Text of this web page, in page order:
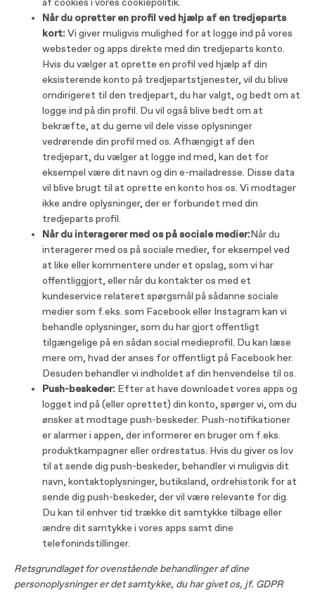
af cookies i vores cookiepolitik.
Når du opretter en profil ved hjælp af en tredjeparts
kort:Vi giver muligvis mulighed for at logge ind på vores
websteder og apps direkte med din tredjeparts konto.
Hvis du vælger at oprette en profil ved hjælp af din
eksisterende konto på tredjepartstjenester, vil du blive
omdirigeret til den tredjepart, du har valgt, og bedt om at
logge ind på din profil. Du vil også blive bedt om at
bekræfte, at du gerne vil dele visse oplysninger
vedrørende din profil med os. Afhængigt af den
tredjepart, du vælger at logge ind med, kan det for
eksempel være dit navn og din e-mailadresse. Disse data
vil blive brugt til at oprette en konto hos os. Vi modtager
ikke andre oplysninger, der er forbundet med din
tredjeparts profil.
Når du interagerer med os på sociale medier:Når du
interagerer med os på sociale medier, for eksempel ved
at like eller kommentere under et opslag, som vi har
offentliggjort, eller når du kontakter os med et
kundeservice relateret spørgsmål på sådanne sociale
medier som f.eks. som Facebook eller Instagram kan vi
behandle oplysninger, som du har gjort offentligt
tilgængelige på en sådan social medieprofil. Du kan læse
mere om, hvad der anses for offentligt på Facebook her.
Desuden behandler vi indholdet af din henvendelse til os.
Push-beskeder: Efter at have downloadet vores apps og
logget ind på (eller oprettet) din konto, spørger vi, om du
ønsker at modtage push-beskeder. Push-notifikationer
er alarmer i appen, der informerer en bruger om f.eks.
produktkampagner eller ordrestatus. Hvis du giver os lov
til at sende dig push-beskeder, behandler vi muligvis dit
navn, kontaktoplysninger, butiksland, ordrehistorik for at
sende dig push-beskeder, der vil være relevante for dig.
Du kan til enhver tid trække dit samtykke tilbage eller
ændre dit samtykke i vores apps samt dine
telefonindstillinger.
Retsgrundlaget for ovenstående behandlinger af dine
personoplysninger er det samtykke, du har givet os, jf. GDPR